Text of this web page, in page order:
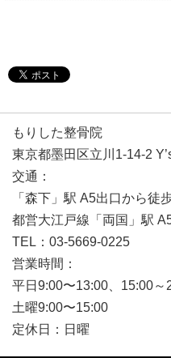
もりした整骨院
東京都墨田区立川1-14-2
交通：
「森下」駅 A5出口から徒
都営大江戸線「両国」駅
TEL：03-5669-0225
営業時間：
平日9:00〜13:00、15:00～
土曜9:00〜15:00
定休日：日曜